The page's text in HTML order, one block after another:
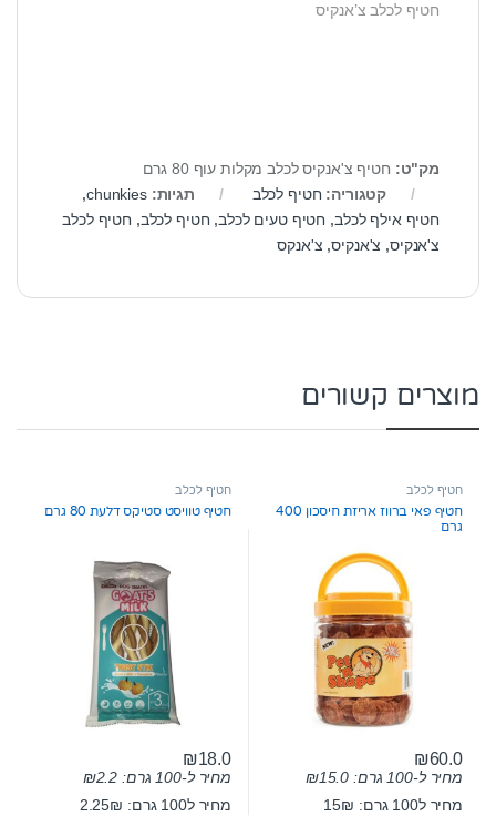
חטיף לכלב צ’אנקיס
מק"ט: חטיף צ'אנקיס לכלב מקלות עוף 80 גרם
קטגוריה: חטיף לכלב תגיות:chunkies
,
חטיף אילף לכלב, חטיף טעים לכלב, חטיף לכלב, חטיף לכלב
צ'אנקיס, צ'אנקיס, צ'אנקס
מוצרים קשורים
חטיף לכלב
חטיף פאי ברווז אריזת חיסכון 400
גרם
₪60.0
מחיר ל-100 גרם: ₪15.0
מחיר ל100 גרם: 15₪
חטיף לכלב
חטיף טוויסט סטיקס דלעת 80 גרם
₪18.0
מחיר ל-100 גרם: ₪2.2
מחיר ל100 גרם: 2.25₪